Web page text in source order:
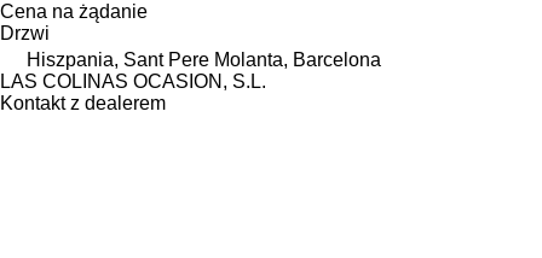
Cena na żądanie
Drzwi
Hiszpania, Sant Pere Molanta, Barcelona
LAS COLINAS OCASION, S.L.
Kontakt z dealerem